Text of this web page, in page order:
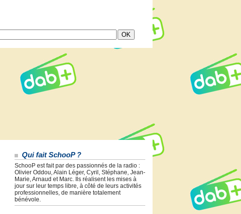
Qui fait SchooP ?
SchooP est fait par des passionnés de la radio :
Olivier Oddou, Alain Léger, Cyril, Stéphane, Jean-
Marie, Arnaud et Marc. Ils réalisent les mises à
jour sur leur temps libre, à côté de leurs activités
professionnelles, de manière totalement
bénévole.